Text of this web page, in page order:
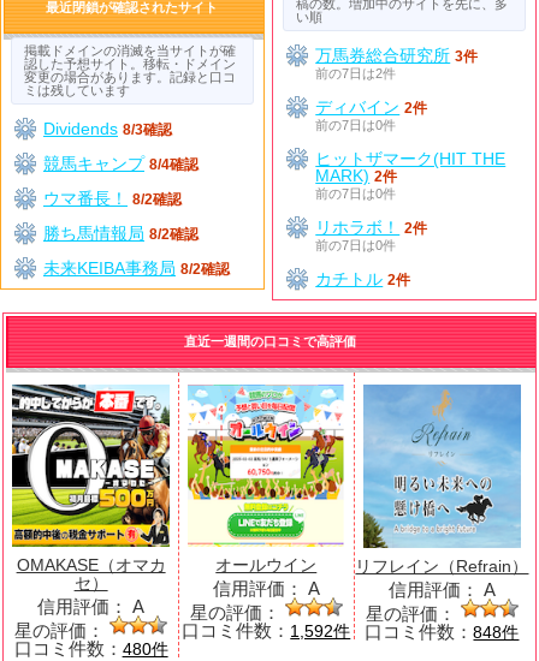
稿の数。増加中のサイトを先に、多
い順
万馬券総合研究所 3件
前の7日は2件
ディバイン 2件
前の7日は0件
ヒットザマーク(HIT THE
MARK) 2件
前の7日は0件
リホラボ！
2件
前の7日は0件
カチトル 2件
最近閉鎖が確認されたサイト
掲載ドメインの消滅を当サイトが確
認した予想サイト。移転・ドメイン
変更の場合があります。記録と口コ
ミは残しています
Dividends 8/3確認
競馬キャンプ 8/4確認
ウマ番長！ 8/2確認
勝ち馬情報局 8/2確認
未来KEIBA事務局 8/2確認
直近一週間の口コミで高評価
OMAKASE（オマカ
セ）
信用評価： A
星の評価：
口コミ件数： 480件
オールウイン
信用評価： A
星の評価：
口コミ件数： 1,592件
リフレイン（Refrain）
信用評価： A
星の評価：
口コミ件数：848件